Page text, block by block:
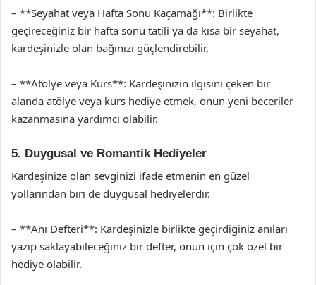
– **Seyahat veya Hafta Sonu Kaçamağı**: Birlikte
geçireceğiniz bir hafta sonu tatili ya da kısa bir seyahat,
kardeşinizle olan bağınızı güçlendirebilir.
– **Atölye veya Kurs**: Kardeşinizin ilgisini çeken bir
alanda atölye veya kurs hediye etmek, onun yeni beceriler
kazanmasına yardımcı olabilir.
5. Duygusal ve Romantik Hediyeler
Kardeşinize olan sevginizi ifade etmenin en güzel
yollarından biri de duygusal hediyelerdir.
– **Anı Defteri**: Kardeşinizle birlikte geçirdiğiniz anıları
yazıp saklayabileceğiniz bir defter, onun için çok özel bir
hediye olabilir.